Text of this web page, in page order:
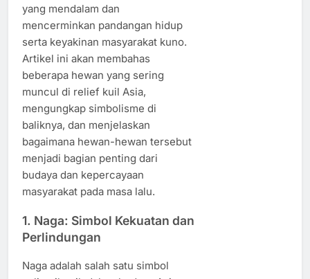
yang mendalam dan
mencerminkan pandangan hidup
serta keyakinan masyarakat kuno.
Artikel ini akan membahas
beberapa hewan yang sering
muncul di relief kuil Asia,
mengungkap simbolisme di
baliknya, dan menjelaskan
bagaimana hewan-hewan tersebut
menjadi bagian penting dari
budaya dan kepercayaan
masyarakat pada masa lalu.
1. Naga: Simbol Kekuatan dan
Perlindungan
Naga adalah salah satu simbol